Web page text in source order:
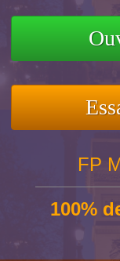
FP
100%